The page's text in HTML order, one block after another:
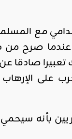
مع
تعبيرا
على الإرهاب
بأنه سيحمي